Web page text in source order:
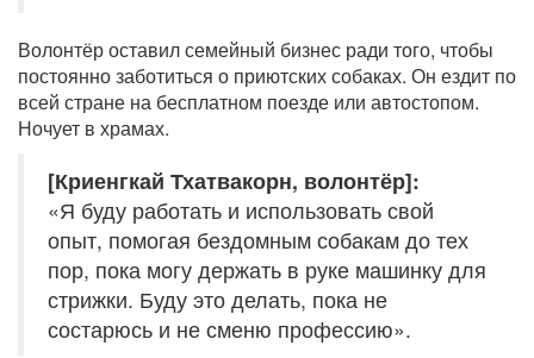
Волонтёр оставил семейный бизнес ради того, чтобы
постоянно заботиться о приютских собаках. Он ездит по
всей стране на бесплатном поезде или автостопом.
Ночует в храмах.
[Криенгкай Тхатвакорн, волонтёр]:
«Я буду работать и использовать свой
опыт, помогая бездомным собакам до тех
пор, пока могу держать в руке машинку для
стрижки. Буду это делать, пока не
состарюсь и не сменю профессию».